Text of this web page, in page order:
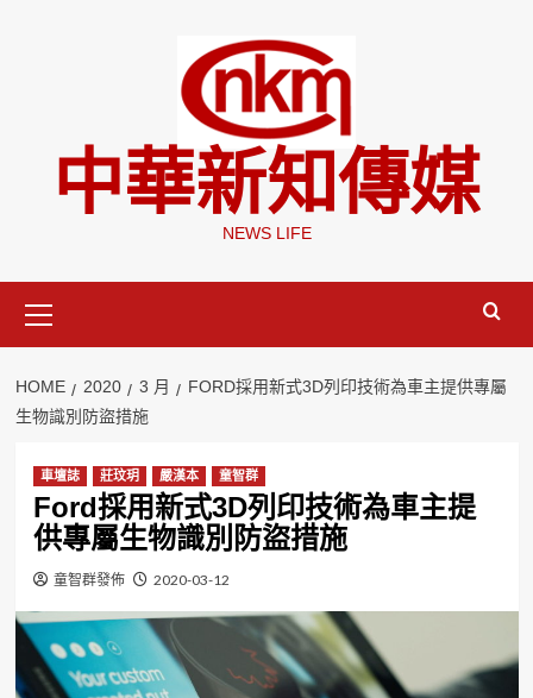
中華新知傳媒
NEWS LIFE
Menu
HOME 2020 3 月
FORD採用新式3D列印技術為車主提供專屬
生物識別防盜措施
車壇誌 莊玟玥 嚴漢本 童智群
Ford採用新式3D列印技術為車主提
供專屬生物識別防盜措施
童智群發佈 2020-03-12